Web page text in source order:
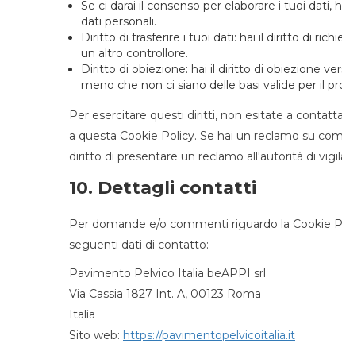
Se ci darai il consenso per elaborare i tuoi
dati personali.
Diritto di trasferire i tuoi dati: hai il diritto di
un altro controllore.
Diritto di obiezione: hai il diritto di obiezione
meno che non ci siano delle basi valide per il
Per esercitare questi diritti, non esitate a
a questa Cookie Policy. Se hai un reclamo su
diritto di presentare un reclamo all'autorità di
10. Dettagli contatti
Per domande e/o commenti riguardo la Cookie
seguenti dati di contatto:
Pavimento Pelvico Italia beAPPI srl
Via Cassia 1827 Int. A, 00123 Roma
Italia
Sito web: https://pavimentopelvicoitalia.it